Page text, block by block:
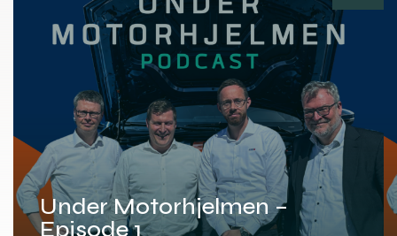
Under Motorhjelmen –
Episode 1